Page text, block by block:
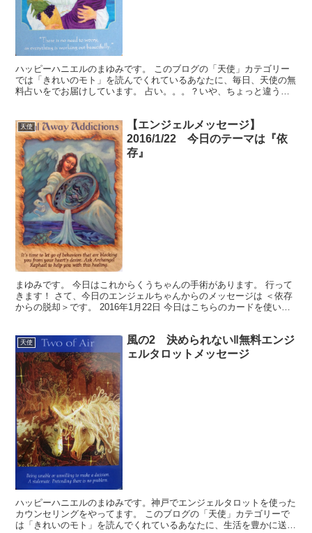
ハッピーハニエルのまゆみです。 このブログの「天使」カテゴリー
では「きれいのモト」を読んでくれているあなたに、毎日、天使の無
料占いをでお届けしています。 占い。。。？いや、ちょっと違うか
天使
【エンジェルメッセージ】
2016/1/22 今日のテーマは『依
存』
まゆみです。 今日はこれからくうちゃんの手術があります。 行って
きます！ さて、今日のエンジェルちゃんからのメッセージは ＜依存
からの脱却＞です。 2016年1月22日 今日はこちらのカードを使いま
天使
風の2 決められない‖無料エンジ
ェルタロットメッセージ
ハッピーハニエルのまゆみです。神戸でエンジェルタロットを使った
カウンセリングをやってます。 このブログの「天使」カテゴリーで
は「きれいのモト」を読んでくれているあなたに、生活を豊かに送る